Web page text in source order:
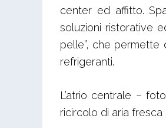
center ed affitto.
soluzioni ristorative
pelle”, che permette
refrigeranti.
L’atrio centrale –
ricircolo di aria